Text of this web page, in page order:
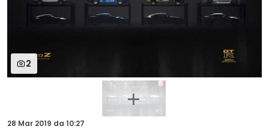
2
28 Mar 2019 da 10:27